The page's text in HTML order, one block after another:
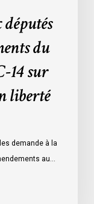
du
14 sur
liberté
demande à la
au…